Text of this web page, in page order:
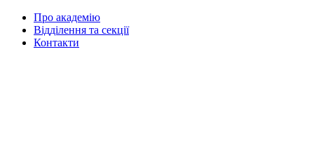
Про академію
Відділення та секції
Контакти